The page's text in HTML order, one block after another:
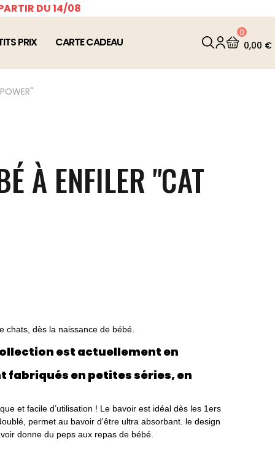
DU 14/08
PRIX CARTE CADEAU
0
0,00 €
À ENFILER "CAT
chats, dès la naissance de bébé.
est actuellement en
fabriqués en petites séries, en
et facile d’utilisation ! Le bavoir est idéal dès les 1ers
permet au bavoir d'être ultra absorbant. le design
donne du peps aux repas de bébé.